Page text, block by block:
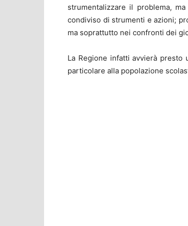
strumentalizzare il problema,
condiviso di strumenti e azioni;
ma soprattutto nei confronti dei
La Regione infatti avvierà presto
particolare alla popolazione